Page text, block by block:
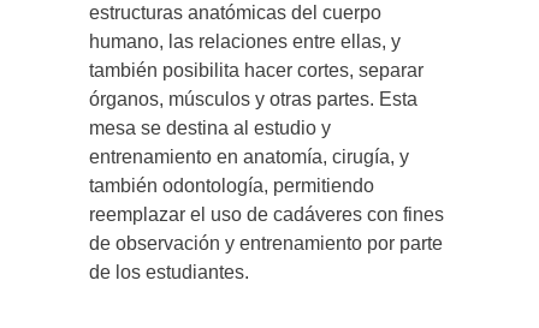
estructuras anatómicas del cuerpo
humano, las relaciones entre ellas, y
también posibilita hacer cortes, separar
órganos, músculos y otras partes. Esta
mesa se destina al estudio y
entrenamiento en anatomía, cirugía, y
también odontología, permitiendo
reemplazar el uso de cadáveres con fines
de observación y entrenamiento por parte
de los estudiantes.